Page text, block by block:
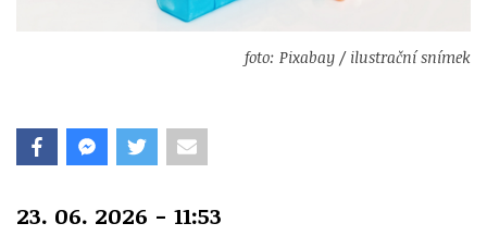
foto: Pixabay / ilustrační snímek
23. 06. 2026 - 11:53